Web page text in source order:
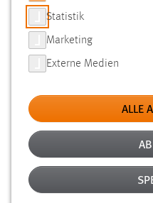
STIPENDIUM DER
CORRUGATED
STUDIERENDE
WEIDEN
21.10.2013
Die BHS
Anlagenbau GmbH
Statistik
Marketing
Externe Medien
ALLE